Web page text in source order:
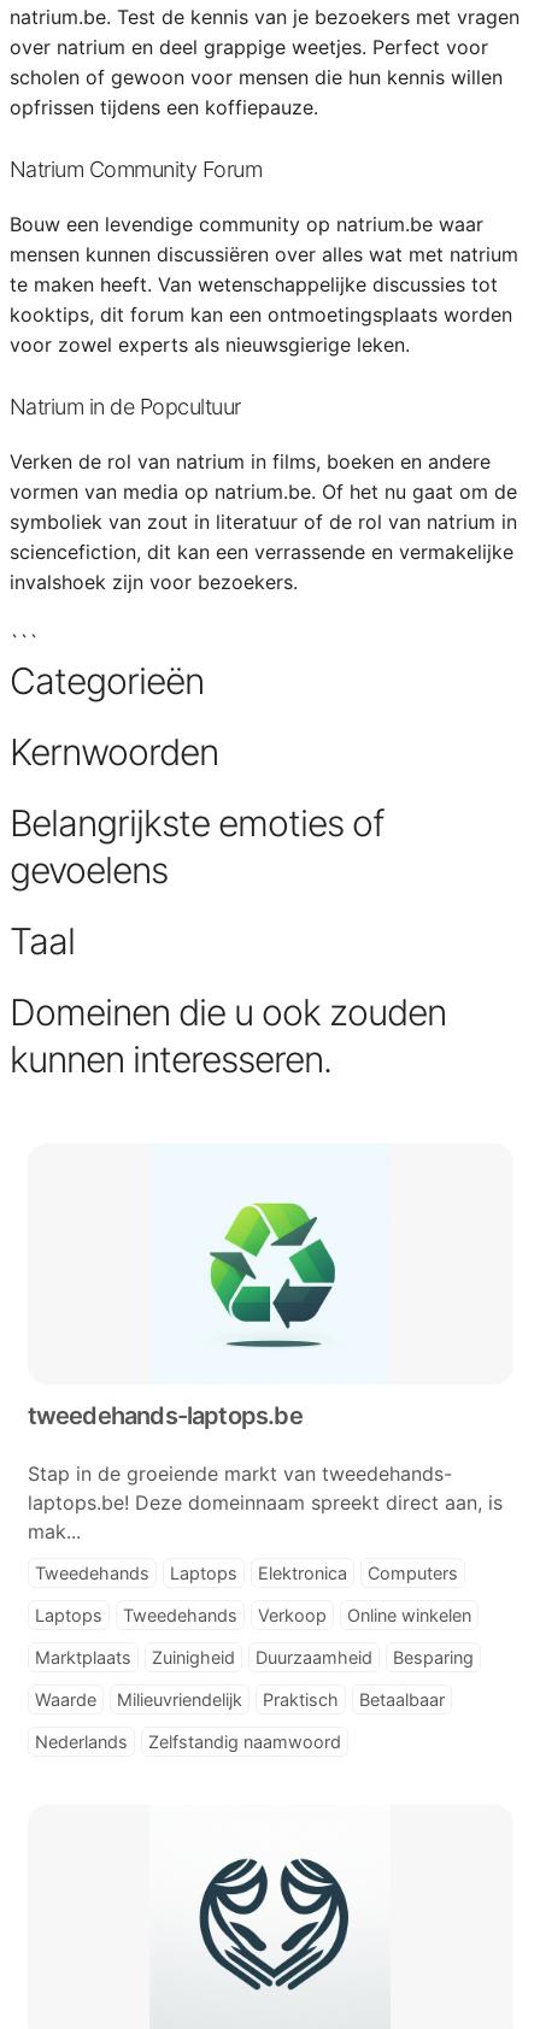
natrium.be. Test de kennis van je bezoekers met vragen
over natrium en deel grappige weetjes. Perfect voor
scholen of gewoon voor mensen die hun kennis willen
opfrissen tijdens een koffiepauze.
Natrium Community Forum
Bouw een levendige community op natrium.be waar
mensen kunnen discussiëren over alles wat met natrium
te maken heeft. Van wetenschappelijke discussies tot
kooktips, dit forum kan een ontmoetingsplaats worden
voor zowel experts als nieuwsgierige leken.
Natrium in de Popcultuur
Verken de rol van natrium in films, boeken en andere
vormen van media op natrium.be. Of het nu gaat om de
symboliek van zout in literatuur of de rol van natrium in
sciencefiction, dit kan een verrassende en vermakelijke
invalshoek zijn voor bezoekers.
```
Categorieën
Kernwoorden
Belangrijkste emoties of
gevoelens
Taal
Domeinen die u ook zouden
kunnen interesseren.
tweedehands-laptops.be
Stap in de groeiende markt van tweedehands-
laptops.be! Deze domeinnaam spreekt direct aan, is
mak...
Tweedehands Laptops Elektronica Computers
Laptops Tweedehands Verkoop Online winkelen
Marktplaats Zuinigheid Duurzaamheid Besparing
Waarde Milieuvriendelijk Praktisch Betaalbaar
Nederlands Zelfstandig naamwoord